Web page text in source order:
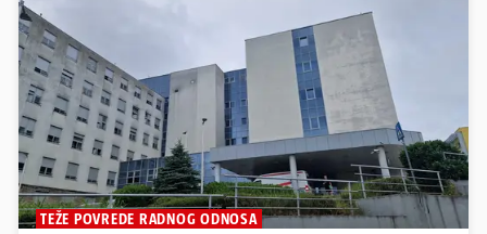
TEŽE POVREDE RADNOG ODNOSA